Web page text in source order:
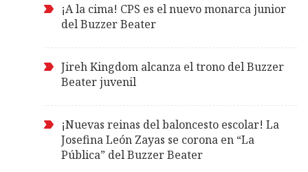
¡A la cima! CPS es el nuevo monarca junior
del Buzzer Beater
Jireh Kingdom alcanza el trono del Buzzer
Beater juvenil
¡Nuevas reinas del baloncesto escolar! La
Josefina León Zayas se corona en “La
Pública” del Buzzer Beater